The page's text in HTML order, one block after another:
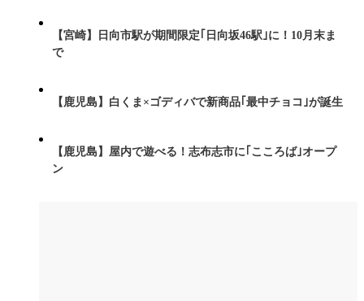
【宮崎】日向市駅が期間限定｢日向坂46駅｣に！10月末ま
で
【鹿児島】白くま×ゴディバで新商品｢最中チョコ｣が誕生
【鹿児島】屋内で遊べる！志布志市に｢こころば｣オープ
ン